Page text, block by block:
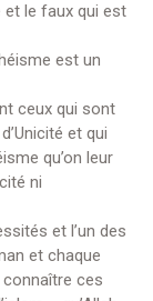
et le faux qui est
est un
ceux qui sont
et qui
qu’on leur
ni
et l’un des
et chaque
ces